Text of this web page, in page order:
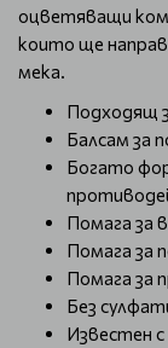
оцветяващи
които ще
мека.
Подходящ
Балсам за
Богато
Помага за
Помага за
Помага за
Без
Известен